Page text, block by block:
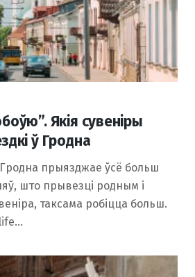
Якія сувеніры
ў Гродна
прыязджае ўсё больш
што прывезці родным і
таксама робіцца больш.